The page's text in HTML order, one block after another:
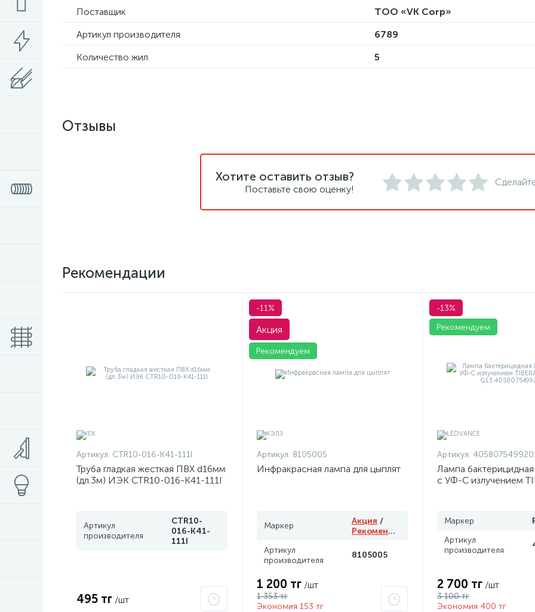
Поставщик
ТОО «VK Corp»
Артикул производителя
6789
Количество жил
5
Отзывы
Хотите оставить отзыв?
Поставьте свою оценку!
Рекомендации
Артикул: CTR10-016-K41-111I
Труба гладкая жесткая ПВХ d16мм
(дл.3м) ИЭК CTR10-016-K41-111I
Артикул
производителя
CTR10-
016-K41-
111I
495 тг /шт
-11%
Акция
Рекомендуем
Артикул: 8105005
Инфракрасная лампа для цыплят
Маркер Акция /
Рекомендуем
Артикул
производителя
8105005
1 200 тг /шт
1 353 тг
Экономия 153 тг
-13%
Рекомендуем
Артикул:
Лампа
с УФ-С излучением
Маркер
Артикул
производителя
2 700 тг /шт
3 100 тг
Экономия 400 тг